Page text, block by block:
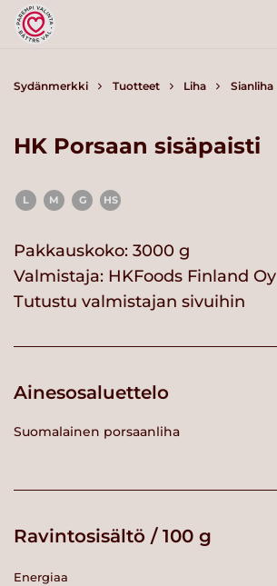
Sydänmerkki Tuotteet Liha Sianliha
HK Porsaan sisäpaisti
L M G HS
Pakkauskoko: 3000 g
Valmistaja: HKFoods Finland Oy
Tutustu valmistajan sivuihin
Ainesosaluettelo
Suomalainen porsaanliha
Ravintosisältö / 100 g
Energiaa